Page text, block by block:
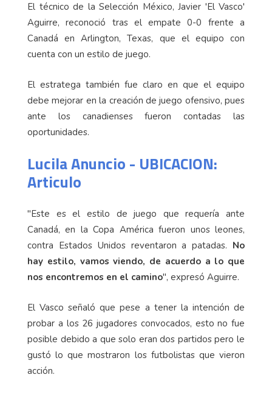
El técnico de la Selección México, Javier 'El Vasco'
Aguirre, reconoció tras el empate 0-0 frente a
Canadá en Arlington, Texas, que el equipo con
cuenta con un estilo de juego.
El estratega también fue claro en que el equipo
debe mejorar en la creación de juego ofensivo, pues
ante los canadienses fueron contadas las
oportunidades.
Lucila Anuncio - UBICACION:
Articulo
"Este es el estilo de juego que requería ante
Canadá, en la Copa América fueron unos leones,
contra Estados Unidos reventaron a patadas. No
hay estilo, vamos viendo, de acuerdo a lo que
nos encontremos en el camino", expresó Aguirre.
El Vasco señaló que pese a tener la intención de
probar a los 26 jugadores convocados, esto no fue
posible debido a que solo eran dos partidos pero le
gustó lo que mostraron los futbolistas que vieron
acción.